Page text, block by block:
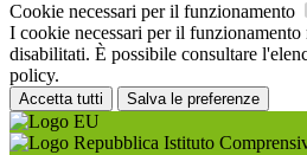
Cookie necessari per il funzionamento
I cookie necessari per il funzionamento
disabilitati. È possibile consultare
policy.
Accetta tutti Salva le preferenze
Istituto